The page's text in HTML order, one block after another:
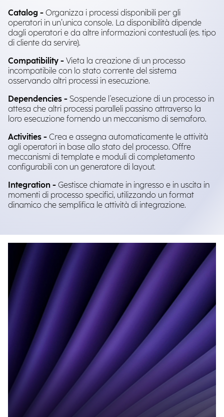
Catalog - Organizza i processi disponibili per gli
operatori in un’unica console. La disponibilità dipende
dagli operatori e da altre informazioni contestuali (es. tipo
di cliente da servire).
Compatibility - Vieta la creazione di un processo
incompatibile con lo stato corrente del sistema
osservando altri processi in esecuzione.
Dependencies - Sospende l'esecuzione di un processo in
attesa che altri processi paralleli passino attraverso la
loro esecuzione fornendo un meccanismo di semaforo.
Activities - Crea e assegna automaticamente le attività
agli operatori in base allo stato del processo. Offre
meccanismi di template e moduli di completamento
configurabili con un generatore di layout.
Integration - Gestisce chiamate in ingresso e in uscita in
momenti di processo specifici, utilizzando un format
dinamico che semplifica le attività di integrazione.